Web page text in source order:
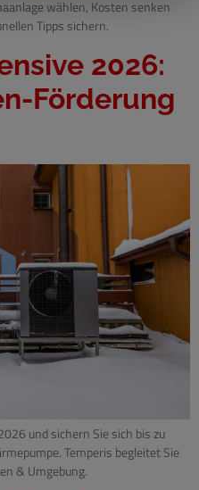
wählen, Kosten senken
Tipps sichern.
2026:
Förderung
und sichern Sie sich bis zu
Temperis begleitet Sie
& Umgebung.